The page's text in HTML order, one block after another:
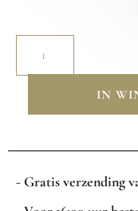
IN
- Gratis verzending